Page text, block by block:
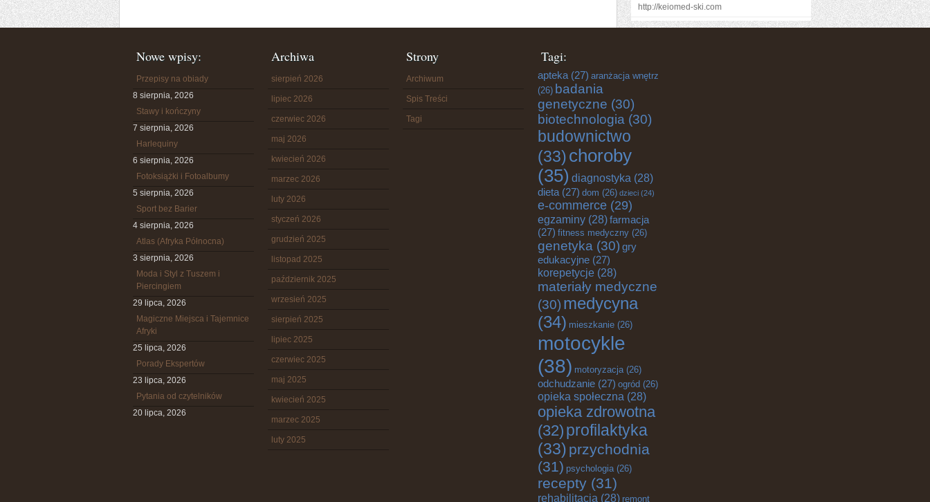
http://keiomed-ski.com
Nowe wpisy:
Przepisy na obiady
8 sierpnia, 2026
Stawy i kończyny
7 sierpnia, 2026
Harlequiny
6 sierpnia, 2026
Fotoksiążki i Fotoalbumy
5 sierpnia, 2026
Sport bez Barier
4 sierpnia, 2026
Atlas (Afryka Północna)
3 sierpnia, 2026
Moda i Styl z Tuszem i
Piercingiem
29 lipca, 2026
Magiczne Miejsca i Tajemnice
Afryki
25 lipca, 2026
Porady Ekspertów
23 lipca, 2026
Pytania od czytelników
20 lipca, 2026
Archiwa
sierpień 2026
lipiec 2026
czerwiec 2026
maj 2026
kwiecień 2026
marzec 2026
luty 2026
styczeń 2026
grudzień 2025
listopad 2025
październik 2025
wrzesień 2025
sierpień 2025
lipiec 2025
czerwiec 2025
maj 2025
kwiecień 2025
marzec 2025
luty 2025
Strony
Archiwum
Spis Treści
Tagi
Tagi:
apteka (27) aranżacja wnętrz
(26) badania
genetyczne (30)
biotechnologia (30)
budownictwo
(33)choroby
(35) diagnostyka (28)
dieta (27) dom (26) dzieci (24)
e-commerce (29)
egzaminy (28)farmacja
(27) fitness medyczny (26)
genetyka (30) gry
edukacyjne (27)
korepetycje (28)
materiały medyczne
(30) medycyna
(34) mieszkanie (26)
motocykle
(38) motoryzacja(26)
odchudzanie (27) ogród (26)
opieka społeczna (28)
opieka zdrowotna
(32) profilaktyka
(33) przychodnia
(31) psychologia(26)
recepty (31)
rehabilitacja (28) remont